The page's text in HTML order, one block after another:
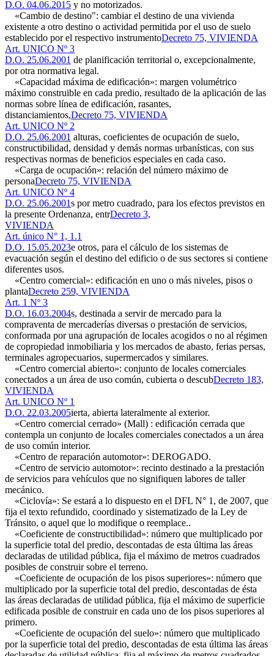
D.O. 04.06.2015 y no motorizados.
«Cambio de destino": cambiar el destino de una vivienda
existente a otro destino o actividad permitida por el uso de suelo
establecido por el respectivo instrumentoDecreto 75, VIVIENDA
Art. UNICO Nº 3
D.O. 25.06.2001 de planificación territorial o, excepcionalmente,
por otra normativa legal.
«Capacidad máxima de edificación»: margen volumétrico
máximo construible en cada predio, resultado de la aplicación de las
normas sobre línea de edificación, rasantes,
distanciamientos,Decreto 75, VIVIENDA
Art. UNICO Nº 2
D.O. 25.06.2001 alturas, coeficientes de ocupación de suelo,
constructibilidad, densidad y demás normas urbanísticas, con sus
respectivas normas de beneficios especiales en cada caso.
«Carga de ocupación»: relación del número máximo de
personaDecreto 75, VIVIENDA
Art. UNICO Nº 4
D.O. 25.06.2001s por metro cuadrado, para los efectos previstos en
la presente Ordenanza, entrDecreto 3,
VIVIENDA
Art. único N° 1, 1.1
D.O. 15.05.2023e otros, para el cálculo de los sistemas de
evacuación según el destino del edificio o de sus sectores si contiene
diferentes usos.
«Centro comercial»: edificación en uno o más niveles, pisos o
plantaDecreto 259, VIVIENDA
Art. 1 Nº 3
D.O. 16.03.2004s, destinada a servir de mercado para la
compraventa de mercaderías diversas o prestación de servicios,
conformada por una agrupación de locales acogidos o no al régimen
de copropiedad inmobiliaria y los mercados de abasto, ferias persas,
terminales agropecuarios, supermercados y similares.
«Centro comercial abierto»: conjunto de locales comerciales
conectados a un área de uso común, cubierta o descubDecreto 183,
VIVIENDA
Art. UNICO Nº 1
D.O. 22.03.2005ierta, abierta lateralmente al exterior.
«Centro comercial cerrado» (Mall) : edificación cerrada que
contempla un conjunto de locales comerciales conectados a un área
de uso común interior.
«Centro de reparación automotor»: DEROGADO.
«Centro de servicio automotor»: recinto destinado a la prestación
de servicios para vehículos que no signifiquen labores de taller
mecánico.
«Ciclovía»: Se estará a lo dispuesto en el DFL N° 1, de 2007, que
fija el texto refundido, coordinado y sistematizado de la Ley de
Tránsito, o aquel que lo modifique o reemplace..
«Coeficiente de constructibilidad»: número que multiplicado por
la superficie total del predio, descontadas de esta última las áreas
declaradas de utilidad pública, fija el máximo de metros cuadrados
posibles de construir sobre el terreno.
«Coeficiente de ocupación de los pisos superiores»: número que
multiplicado por la superficie total del predio, descontadas de ésta
las áreas declaradas de utilidad pública, fija el máximo de superficie
edificada posible de construir en cada uno de los pisos superiores al
primero.
«Coeficiente de ocupación del suelo»: número que multiplicado
por la superficie total del predio, descontadas de esta última las áreas